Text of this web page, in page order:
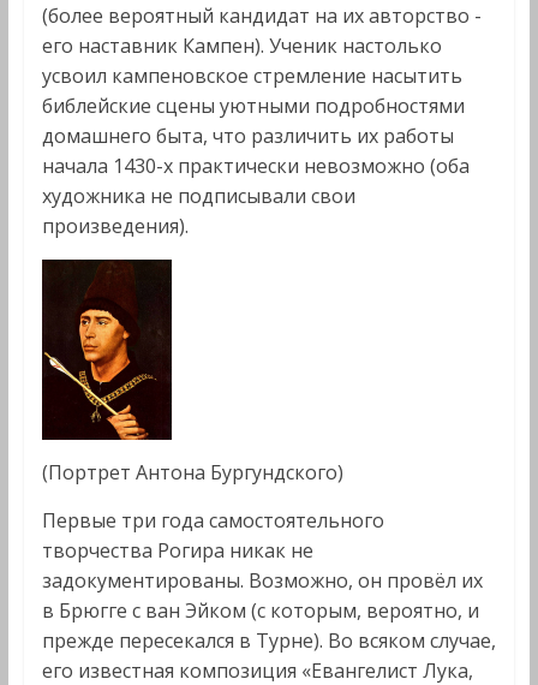
(более вероятный кандидат на их авторство -
его наставник Кампен). Ученик настолько
усвоил кампеновское стремление насытить
библейские сцены уютными подробностями
домашнего быта, что различить их работы
начала 1430-х практически невозможно (оба
художника не подписывали свои
произведения).
(Портрет Антона Бургундского)
Первые три года самостоятельного
творчества Рогира никак не
задокументированы. Возможно, он провёл их
в Брюгге с ван Эйком (с которым, вероятно, и
прежде пересекался в Турне). Во всяком случае,
его известная композиция «Евангелист Лука,